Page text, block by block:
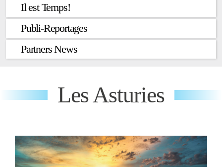
Il est Temps!
Publi-Reportages
Partners News
Les Asturies